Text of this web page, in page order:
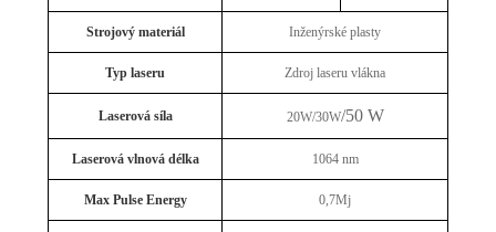
Strojový materiál Inženýrské plasty
Typ laseru Zdroj laseru vlákna
Laserová síla 20W/30W/50 W
Laserová vlnová délka 1064 nm
Max Pulse Energy 0,7Mj